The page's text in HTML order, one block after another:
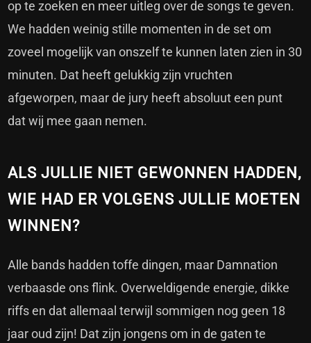
op te zoeken en meer uitleg over de songs te geven.
We hadden weinig stille momenten in de set om
zoveel mogelijk van onszelf te kunnen laten zien in 30
minuten. Dat heeft gelukkig zijn vruchten
afgeworpen, maar de jury heeft absoluut een punt
dat wij mee gaan nemen.
ALS JULLIE NIET GEWONNEN HADDEN,
WIE HAD ER VOLGENS JULLIE MOETEN
WINNEN?
Alle bands hadden toffe dingen, maar Damnation
verbaasde ons flink. Overweldigende energie, dikke
riffs en dat allemaal terwijl sommigen nog geen 18
jaar oud zijn! Dat zijn jongens om in de gaten te